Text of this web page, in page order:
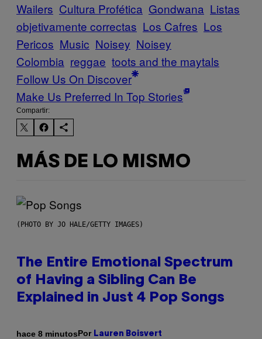
Wailers Cultura Profética Gondwana Listas
objetivamente correctas Los Cafres Los
Pericos Music Noisey Noisey
Colombia reggae toots and the maytals
Follow Us On Discover
Make Us Preferred In Top Stories
Compartir:
MÁS DE LO MISMO
(PHOTO BY JO HALE/GETTY IMAGES)
The Entire Emotional Spectrum
of Having a Sibling Can Be
Explained in Just 4 Pop Songs
hace 8 minutosPor Lauren Boisvert